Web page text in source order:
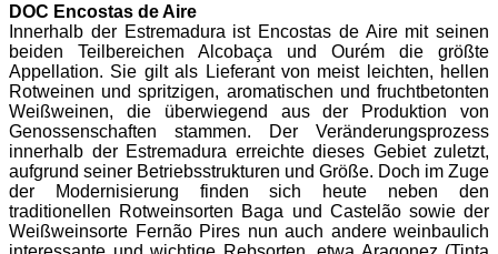
DOC Encostas de Aire
Innerhalb der Estremadura ist Encostas de Aire mit seinen
beiden Teilbereichen Alcobaça und Ourém die größte
Appellation. Sie gilt als Lieferant von meist leichten, hellen
Rotweinen und spritzigen, aromatischen und fruchtbetonten
Weißweinen, die überwiegend aus der Produktion von
Genossenschaften stammen. Der Veränderungsprozess
innerhalb der Estremadura erreichte dieses Gebiet zuletzt,
aufgrund seiner Betriebsstrukturen und Größe. Doch im Zuge
der Modernisierung finden sich heute neben den
traditionellen Rotweinsorten Baga und Castelão sowie der
Weißweinsorte Fernão Pires nun auch andere weinbaulich